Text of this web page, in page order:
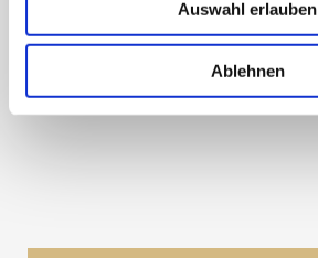
Auswahl erlauben
Ablehnen